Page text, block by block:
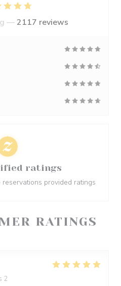
RATINGS
2
—2117 reviews
ratings
provided ratings